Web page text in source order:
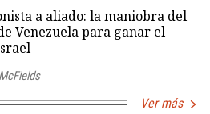
a aliado: la maniobra del
Venezuela para ganar el
Ver más